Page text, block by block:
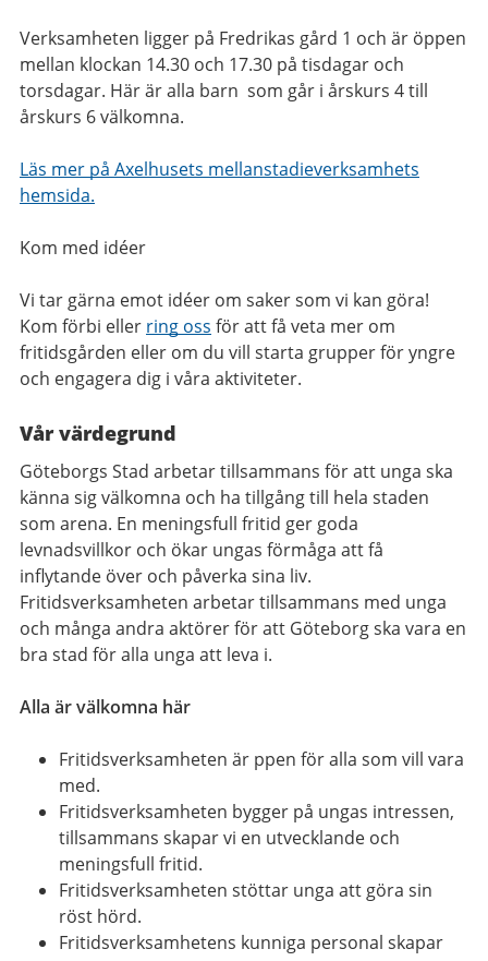
Verksamheten ligger på Fredrikas gård 1 och är öppen
mellan klockan 14.30 och 17.30 på tisdagar och
torsdagar. Här är alla barn som går i årskurs 4 till
årskurs 6 välkomna.
Läs mer på Axelhusets mellanstadieverksamhets
hemsida.
Kom med idéer
Vi tar gärna emot idéer om saker som vi kan göra!
Kom förbi eller ring oss för att få veta mer om
fritidsgården eller om du vill starta grupper för yngre
och engagera dig i våra aktiviteter.
Vår värdegrund
Göteborgs Stad arbetar tillsammans för att unga ska
känna sig välkomna och ha tillgång till hela staden
som arena. En meningsfull fritid ger goda
levnadsvillkor och ökar ungas förmåga att få
inflytande över och påverka sina liv.
Fritidsverksamheten arbetar tillsammans med unga
och många andra aktörer för att Göteborg ska vara en
bra stad för alla unga att leva i.
Alla är välkomna här
Fritidsverksamheten är ppen för alla som vill vara
med.
Fritidsverksamheten bygger på ungas intressen,
tillsammans skapar vi en utvecklande och
meningsfull fritid.
Fritidsverksamheten stöttar unga att göra sin
röst hörd.
Fritidsverksamhetens kunniga personal skapar